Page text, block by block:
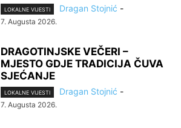
LOKALNE VIJESTI Dragan Stojnić -
7. Augusta 2026.
DRAGOTINJSKE VEČERI –
MJESTO GDJE TRADICIJA ČUVA
SJEĆANJE
LOKALNE VIJESTI Dragan Stojnić -
7. Augusta 2026.